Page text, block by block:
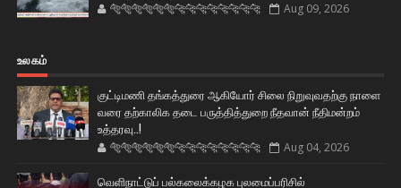
🐅🐅🐅🐅🐅🐅🐆🐆🐆🐆🐆🐆🐆🐆 Aug 09, 2026
உலகம்
குட்டிமணி தங்கத்துரை ஆகியோர் சிலை நிறுவுவதற்கு நாளை
வரை தற்காலிக தடை பருத்தித்துறை நீதவான் நீதிமன்றம்
உத்தரவு..!
🐅🐅🐅🐅🐅🐅🐆🐆🐆🐆🐆🐆🐆🐆 Aug 04, 2026
வெளிநாட்டுப் பல்கலைக்கழக புலமைப்பரிசில்